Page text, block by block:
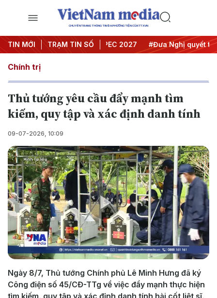
CHUYÊN TRANG THÔNG TIN ĐA PHƯƠNG TIỆN CỦA TTXVN
TIN MỚI TRẠM TIN SỐ
nghị Trung ương 3 #APEC 2027 #Đưa Nghị quyết thành
Chính trị
Thủ tướng yêu cầu đẩy mạnh tìm
kiếm, quy tập và xác định danh tính
09-07-2026, 10:09
Play
Video
Ngày 8/7, Thủ tướng Chính phủ Lê Minh Hưng đã ký
Công điện số 45/CĐ-TTg về việc đẩy mạnh thực hiện
tìm kiếm, quy tập và xác định danh tính hài cốt liệt sĩ,